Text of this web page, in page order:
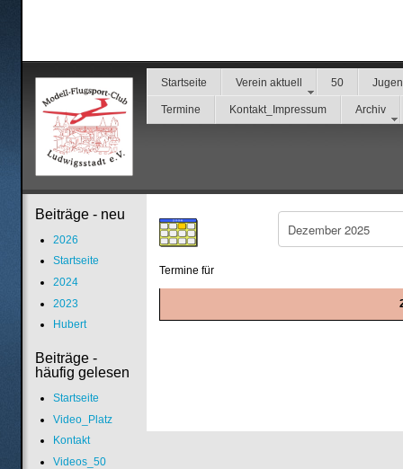
Startseite Verein aktuell 50
Termine Kontakt_Impressum Archiv
Termine für
Beiträge - neu
2026
Startseite
2024
2023
Hubert
Beiträge -
häufig gelesen
Startseite
Video_Platz
Kontakt
Videos_50